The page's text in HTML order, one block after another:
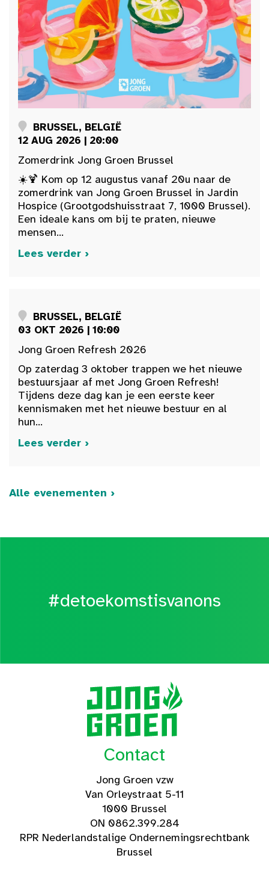
BRUSSEL, BELGIË
12 AUG 2026 | 20:00
Zomerdrink Jong Groen Brussel
☀️🍹 Kom op 12 augustus vanaf 20u naar de
zomerdrink van Jong Groen Brussel in Jardin
Hospice (Grootgodshuisstraat 7, 1000 Brussel).
Een ideale kans om bij te praten, nieuwe
mensen...
Lees verder ›
BRUSSEL, BELGIË
03 OKT 2026 | 10:00
Jong Groen Refresh 2026
Op zaterdag 3 oktober trappen we het nieuwe
bestuursjaar af met Jong Groen Refresh!
Tijdens deze dag kan je een eerste keer
kennismaken met het nieuwe bestuur en al
hun...
Lees verder ›
Alle evenementen ›
#detoekomstisvanons
Contact
Jong Groen vzw
Van Orleystraat 5-11
1000 Brussel
ON 0862.399.284
RPR Nederlandstalige Ondernemingsrechtbank
Brussel